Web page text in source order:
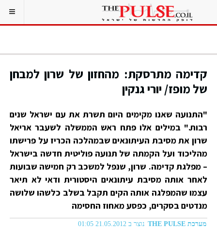
קדימה מתרסקת: מהחזון של שרון למבחן
של מופז/ יורי גנקין
"התנועה שאנו מקימים היום תשרת את עם ישראל שנים
רבות." במילים אלו פתח ראש הממשלה לשעבר אריאל
שרון את מסיבת העיתונאים שבמהלכה הכריז על פרישתו
מהליכוד ועל הקמתה של תנועה פוליטית חדשה בישראל
– מפלגת קדימה. שרון, שנפל למשכב רק חמישה שבועות
לאחר אותה מסיבת עיתונאים היסטורית ודאי לא תיאר
עצמו שהמפלגה אותה הקים תקבל בשלב כלשהו שלושה
מנדטים בסקרים, כפסע מאחוז החסימה
מערכת THE PULSE נוצר ב 21.05.2012 01:05